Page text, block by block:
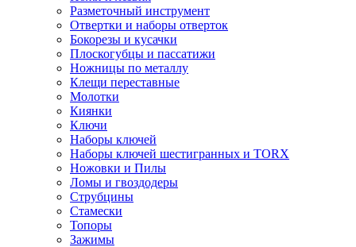
Разметочный инструмент
Отвертки и наборы отверток
Бокорезы и кусачки
Плоскогубцы и пассатижи
Ножницы по металлу
Клещи переставные
Молотки
Киянки
Ключи
Наборы ключей
Наборы ключей шестигранных и TORX
Ножовки и Пилы
Ломы и гвоздодеры
Струбцины
Стамески
Топоры
Зажимы